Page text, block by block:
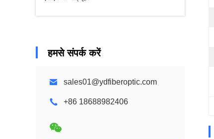
हमसे संपर्क करें
sales01@ydfiberoptic.com
+86 18688982406